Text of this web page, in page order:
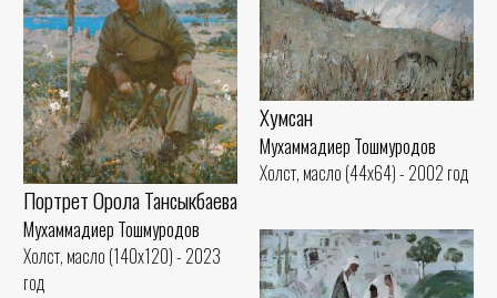
Портрет Орола Тансыкбаева
Мухаммадиер Тошмуродов
Холст, масло (140x120) - 2023
год
Хумсан
Мухаммадиер Тошмуродов
Холст, масло (44x64) - 2002 год